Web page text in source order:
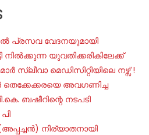
പ്രസവ വേദനയുമായി
യുവതിക്കരികിലേക്ക്
സ്ലീവാ മെഡിസിറ്റിയിലെ നഴ്സ് !
അവഗണിച്ച
ബഷീറിന്റെ നടപടി
നിര്യാതനായി